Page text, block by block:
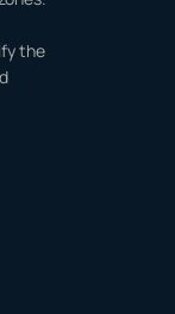
the